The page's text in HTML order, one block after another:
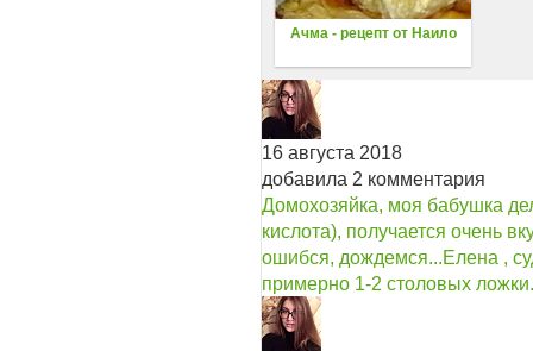
Ачма - рецепт от Наило
16 августа 2018
добавила 2 комментария
Домохозяйка, моя бабушка
кислота), получается очень
ошибся, дождемся...Елена ,
примерно 1-2 столовых